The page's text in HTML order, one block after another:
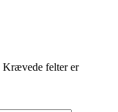
Krævede felter er